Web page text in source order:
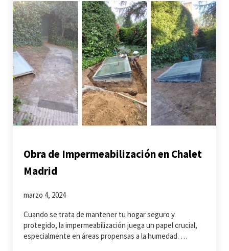
Obra de Impermeabilización en Chalet
Madrid
marzo 4, 2024
Cuando se trata de mantener tu hogar seguro y
protegido, la impermeabilización juega un papel crucial,
especialmente en áreas propensas a la humedad. …